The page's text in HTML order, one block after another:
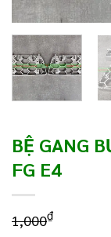
BỆ GANG
FG E4
1,000₫